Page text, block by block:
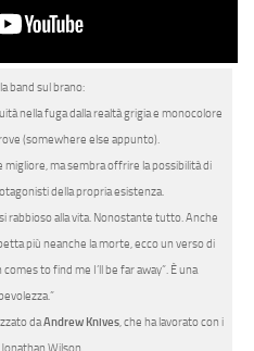
band sul brano:
nella fuga dalla realtà grigia e monocolore
(somewhere else appunto).
ma sembra offrire la possibilità di
della propria esistenza.
rabbioso alla vita. Nonostante tutto. Anche
più neanche la morte, ecco un verso di
to find me I’ll be far away”. È una
daAndrew Knives, che ha lavorato con i
Wilson.